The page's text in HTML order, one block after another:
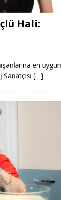
Hali:
en uygun
[…]